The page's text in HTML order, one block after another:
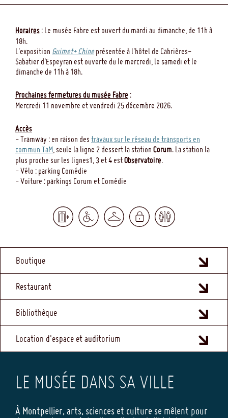
Horaires : Le musée Fabre est ouvert du mardi au dimanche, de 11h à
18h.
L'exposition Guimet+ Chineprésentée à l'hôtel de Cabrières-
Sabatier d'Espeyran est ouverte du le mercredi, le samedi et le
dimanche de 11h à 18h.
Prochaines fermetures du musée Fabre :
Mercredi 11 novembre et vendredi 25 décembre 2026.
Accès
- Tramway : en raison des travaux sur le réseau de transports en
commun TaM, seule la ligne 2 dessert la station Corum. La station la
plus proche sur les lignes1, 3 et 4 estObservatoire.
- Vélo : parking Comédie
- Voiture : parkings Corum et Comédie
MENU
FOOTER
Boutique
Restaurant
Bibliothèque
Location d'espace et auditorium
LE MUSÉE DANS SA VILLE
À Montpellier, arts, sciences et culture se mêlent pour